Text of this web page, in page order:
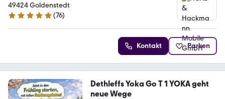
49424 Goldenstedt
4.8 Sterne
(76)
Kontakt Parken
Dethleffs Yoka Go T 1 YOKA geht
neue Wege